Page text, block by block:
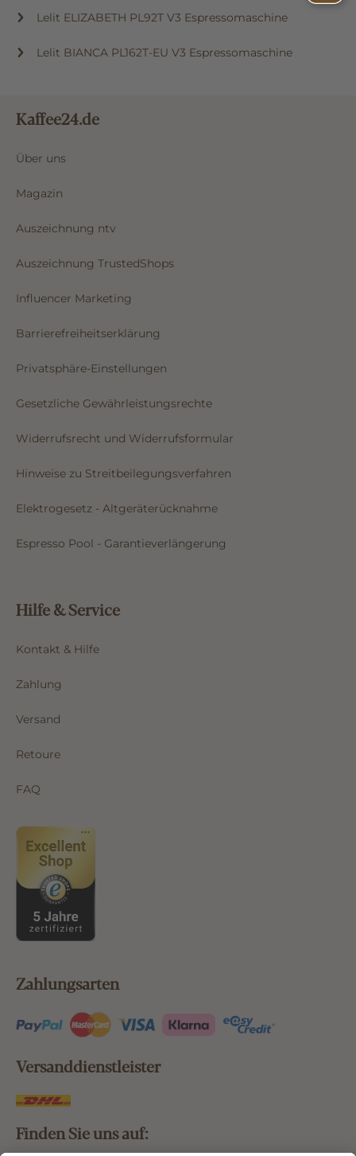
Lelit ELIZABETH PL92T V3 Espressomaschine
Lelit BIANCA PL162T-EU V3 Espressomaschine
Kaffee24.de
Über uns
Magazin
Auszeichnung ntv
Auszeichnung TrustedShops
Influencer Marketing
Barrierefreiheitserklärung
Privatsphäre-Einstellungen
Gesetzliche Gewährleistungsrechte
Widerrufsrecht und Widerrufsformular
Hinweise zu Streitbeilegungsverfahren
Elektrogesetz - Altgeräterücknahme
Espresso Pool - Garantieverlängerung
Hilfe & Service
Kontakt & Hilfe
Zahlung
Versand
Retoure
FAQ
Zahlungsarten
Versanddienstleister
Finden Sie uns auf: